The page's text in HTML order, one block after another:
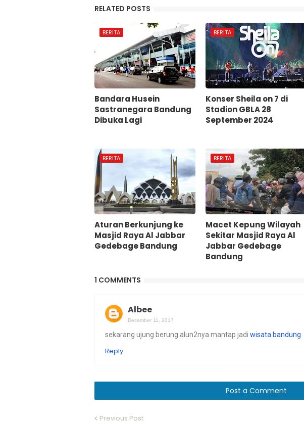
RELATED POSTS
BERITA
Bandara Husein
Sastranegara Bandung
Dibuka Lagi
BERITA
Konser Sheila on 7 di
Stadion GBLA 28
September 2024
BERITA
Aturan Berkunjung ke
Masjid Raya Al Jabbar
Gedebage Bandung
BERITA
Macet Kepung Wilayah
Sekitar Masjid Raya Al
Jabbar Gedebage
Bandung
1 COMMENTS
Albee
December 11, 2017
sekarang ujung berung alun2nya mantap jadi wisata bandung
Reply
Post a Comment
Previous Post